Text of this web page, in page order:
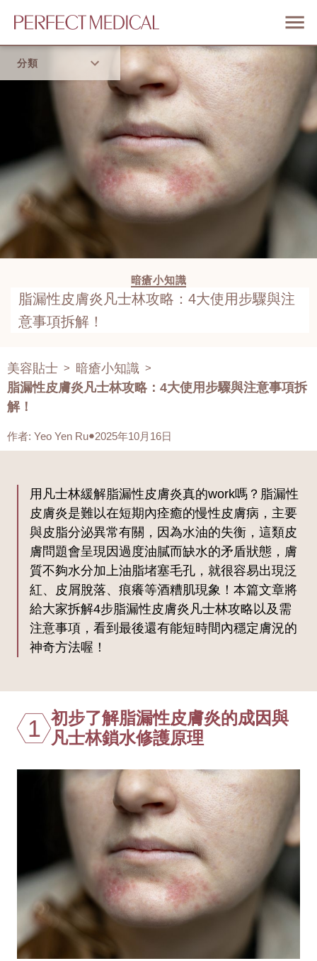
分類
流行趨勢
暗瘡小知識
脂漏性皮膚炎凡士林攻略：4大使用步驟與注
意事項拆解！
美容貼士 > 暗瘡小知識 >
脂漏性皮膚炎凡士林攻略：4大使用步驟與注意事項拆
解！
作者: Yeo Yen Ru 2025年10月16日
用凡士林緩解脂漏性皮膚炎真的work嗎？脂漏性
皮膚炎是難以在短期內痊癒的慢性皮膚病，主要
與皮脂分泌異常有關，因為水油的失衡，這類皮
膚問題會呈現因過度油膩而缺水的矛盾狀態，膚
質不夠水分加上油脂堵塞毛孔，就很容易出現泛
紅、皮屑脫落、痕癢等酒糟肌現象！本篇文章將
給大家拆解4步脂漏性皮膚炎凡士林攻略以及需
注意事項，看到最後還有能短時間內穩定膚況的
神奇方法喔！
1 初步了解脂漏性皮膚炎的成因與
凡士林鎖水修護原理